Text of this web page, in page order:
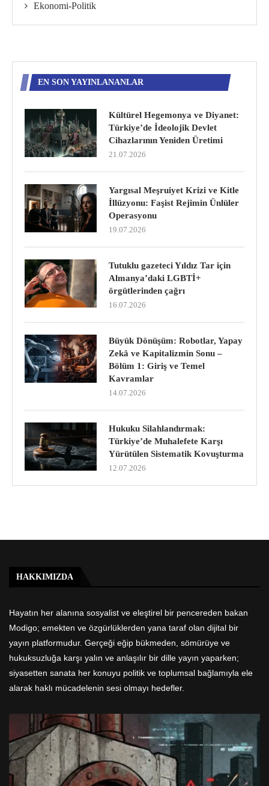
Ekonomi-Politik
EN SON YAYINLANANLAR
Kültürel Hegemonya ve Diyanet:
Türkiye’de İdeolojik Devlet
Cihazlarının Yeniden Üretimi
21.07.2026
Yargısal Meşruiyet Krizi ve Kitle
İllüzyonu: Faşist Rejimin Ünlüler
Operasyonu
19.07.2026
Tutuklu gazeteci Yıldız Tar için
Almanya’daki LGBTİ+
örgütlerinden çağrı
16.07.2026
Büyük Dönüşüm: Robotlar, Yapay
Zekâ ve Kapitalizmin Sonu –
Bölüm 1: Giriş ve Temel
Kavramlar
14.07.2026
Hukuku Silahlandırmak:
Türkiye’de Muhalefete Karşı
Yürütülen Sistematik Kovuşturma
12.07.2026
HAKKIMIZDA
Hayatın her alanına sosyalist ve eleştirel bir pencereden bakan
Modigo; emekten ve özgürlüklerden yana taraf olan dijital bir
yayın platformudur. Gerçeği eğip bükmeden, sömürüye ve
hukuksuzluğa karşı yalın ve anlaşılır bir dille yayın yaparken;
siyasetten sanata her konuyu politik ve toplumsal bağlamıyla ele
alarak haklı mücadelenin sesi olmayı hedefler.